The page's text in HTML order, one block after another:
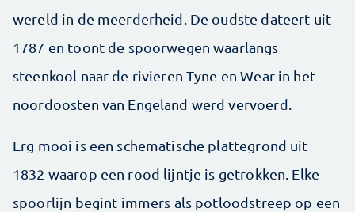
wereld in de meerderheid. De oudste dateert uit
1787 en toont de spoorwegen waarlangs
steenkool naar de rivieren Tyne en Wear in het
noordoosten van Engeland werd vervoerd.
Erg mooi is een schematische plattegrond uit
1832 waarop een rood lijntje is getrokken. Elke
spoorlijn begint immers als potloodstreep op een